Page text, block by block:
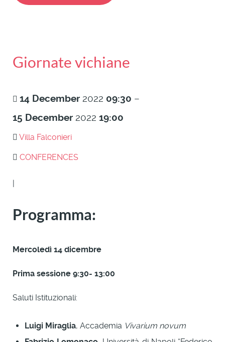
Giornate vichiane
14 December 2022 09:30 –
15 December 2022 19:00
Villa Falconieri
CONFERENCES
Programma:
Mercoledì 14 dicembre
Prima sessione 9:30- 13:00
Saluti Istituzionali:
Luigi Miraglia, Accademia Vivarium novum